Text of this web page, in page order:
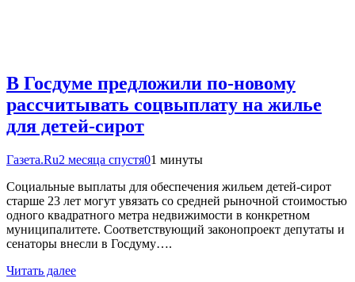
В Госдуме предложили по-новому
рассчитывать соцвыплату на жилье
для детей-сирот
Газета.Ru2 месяца спустя01 минуты
Социальные выплаты для обеспечения жильем детей-сирот
старше 23 лет могут увязать со средней рыночной стоимостью
одного квадратного метра недвижимости в конкретном
муниципалитете. Соответствующий законопроект депутаты и
сенаторы внесли в Госдуму….
Читать далее